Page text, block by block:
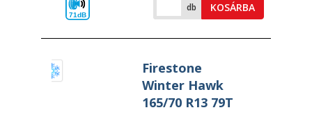
71dB
db KOSÁRBA
Firestone
Winter Hawk
165/70 R13 79T